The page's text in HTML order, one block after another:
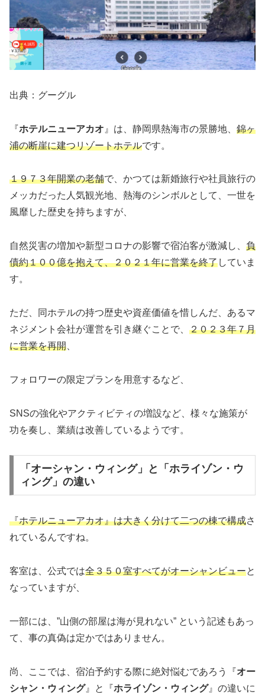
出典：グーグル
『ホテルニューアカオ 』は、静岡県熱海市の景勝地、 錦ヶ
浦の断崖に建つリゾートホテルです。
１９７３年開業の老舗で、かつては新婚旅行や社員旅行の
メッカだった人気観光地、熱海のシンボルとして、一世を
風靡した歴史を持ちますが、
自然災害の増加や新型コロナの影響で宿泊客が激減し、 負
債約１００億を抱えて、２０２１年に営業を終了していま
す。
ただ、同ホテルの持つ歴史や資産価値を惜しんだ、あるマ
ネジメント会社が運営を引き継ぐことで、 ２０２３年７月
に営業を再開
フォロワーの限定プランを用意するなど、
SNSの強化やアクティビティの増設など、様々な施策が
功を奏し、業績は改善しているようです。
「オーシャン・ウィング」と「ホライゾン・ウ
ィング」の違い
『ホテルニューアカオ』は大きく分けて二つの棟で構成さ
れているんですね。
客室は、公式では全３５０室すべてがオーシャンビューと
なっていますが、
一部には、”山側の部屋は海が見れない” という記述もあっ
て、事の真偽は定かではありません。
尚、ここでは、宿泊予約する際に絶対悩むであろう『オー
シャン・ウィング』と『ホライゾン・ウィング』の違いに